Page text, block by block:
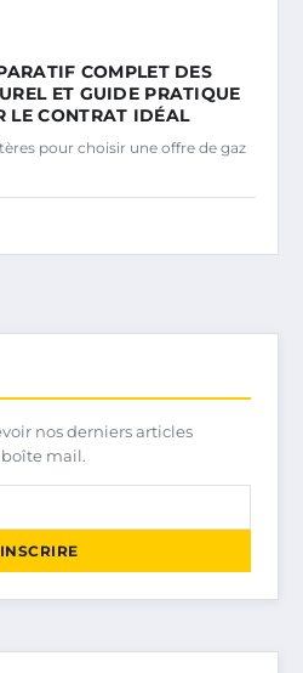
COMPLET DES
ET GUIDE PRATIQUE
LE CONTRAT IDÉAL
pour choisir une offre de gaz
nos derniers articles
mail.